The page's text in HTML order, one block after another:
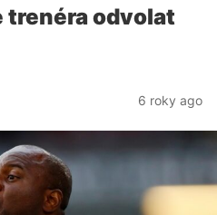
trenéra odvolat
6 roky ago